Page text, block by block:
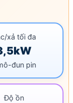
xả tối đa
đun pin
Độ ồn